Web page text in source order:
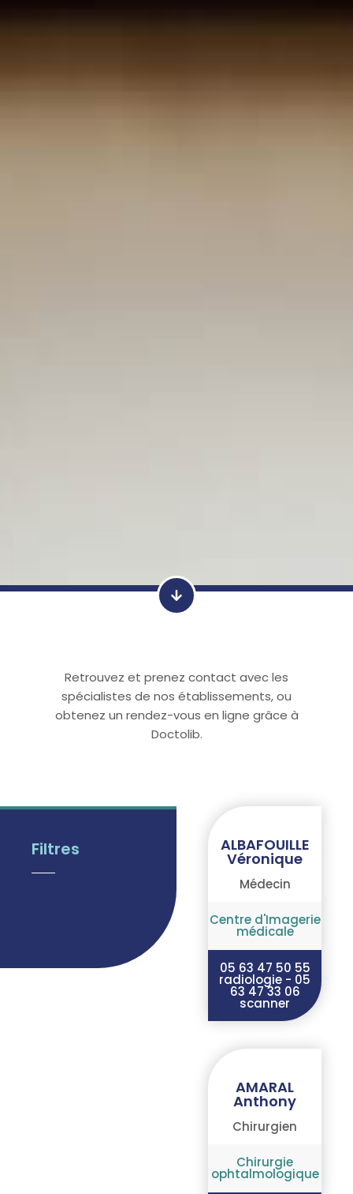
Retrouvez et prenez contact avec les
spécialistes de nos établissements, ou
obtenez un rendez-vous en ligne grâce à
Doctolib.
Filtres ALBAFOUILLE
Véronique
Médecin
Centre d'Imagerie
médicale
05 63 47 50 55
radiologie - 05
63 47 33 06
scanner
AMARAL
Anthony
Chirurgien
Chirurgie
ophtalmologique